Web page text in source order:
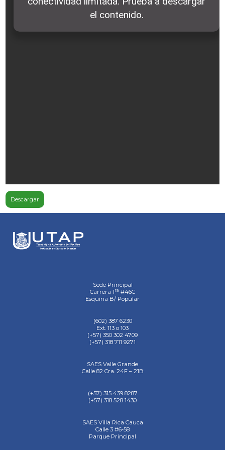
Descargar
Sede Principal
Carrera 1 ra #46C
Esquina B/ Popular
(602) 387 6230
Ext. 113 o 103
(+57) 350 302 4709
(+57) 318 711 9271
SAES Valle Grande
Calle 82 Cra. 24F – 21B
(+57) 315 439 8287
(+57) 318 528 1430
SAES Villa Rica Cauca
Calle 3 #6-58
Parque Principal